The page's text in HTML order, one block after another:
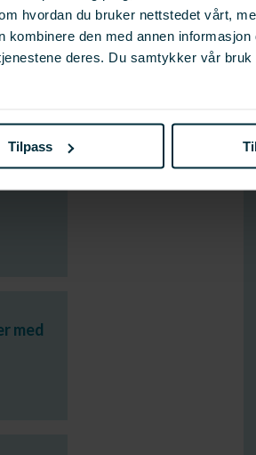
hvordan du bruker nettstedet vårt,
den med annen
deres. Du samtykker vår bruk
Tilpass
med